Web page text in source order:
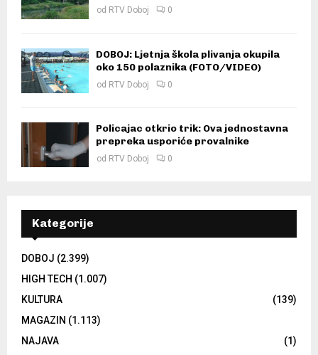
od RTV Doboj 0
DOBOJ: Ljetnja škola plivanja okupila
oko 150 polaznika (FOTO/VIDEO)
od RTV Doboj 0
Policajac otkrio trik: Ova jednostavna
prepreka usporiće provalnike
od RTV Doboj 0
Kategorije
DOBOJ (2.399)
HIGH TECH (1.007)
KULTURA
(139)
MAGAZIN (1.113)
NAJAVA
(1)